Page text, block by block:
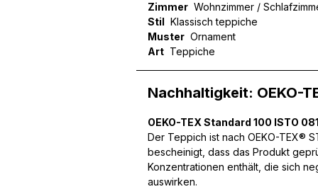
Zimmer Wohnzimmer /
Stil Klassisch teppiche
Muster Ornament
Art Teppiche
Nachhaltigkeit: OEKO-
OEKO-TEX Standard 100 ISTO
Der Teppich ist nach OEKO-TEX®
bescheinigt, dass das Produkt
Konzentrationen enthält, die sich
auswirken.
Wir verwenden Cookies,
können und um unseren